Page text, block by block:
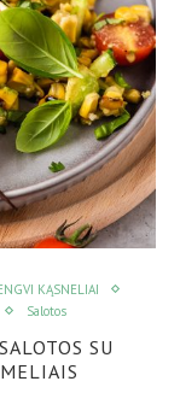
KĄSNELIAI
Salotos
SU